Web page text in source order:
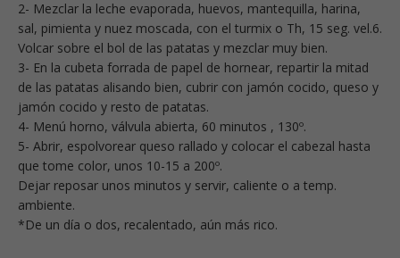
2- Mezclar la leche evaporada, huevos, mantequilla, harina,
sal, pimienta y nuez moscada, con el turmix o Th, 15 seg. vel.6.
Volcar sobre el bol de las patatas y mezclar muy bien.
3- En la cubeta forrada de papel de hornear, repartir la mitad
de las patatas alisando bien, cubrir con jamón cocido, queso y
jamón cocido y resto de patatas.
4- Menú horno, válvula abierta, 60 minutos , 130º.
5- Abrir, espolvorear queso rallado y colocar el cabezal hasta
que tome color, unos 10-15 a 200º.
Dejar reposar unos minutos y servir, caliente o a temp.
ambiente.
*De un día o dos, recalentado, aún más rico.